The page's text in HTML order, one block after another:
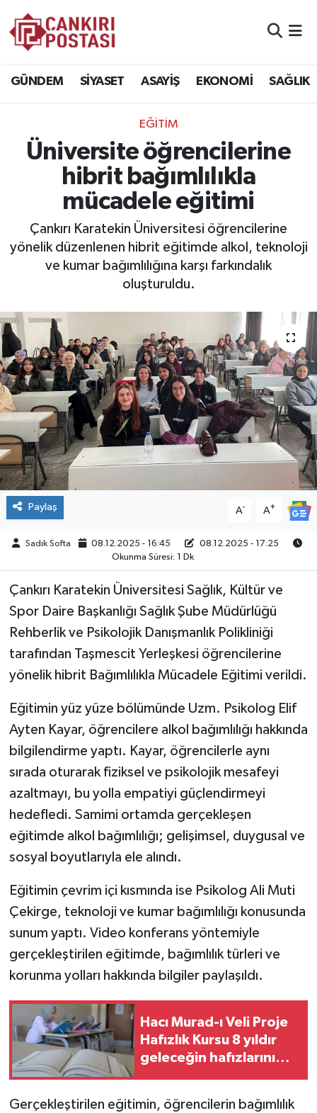
GÜNDEM SİYASET ASAYİŞ EKONOMİ SAĞLIK
EĞİTİM
Üniversite öğrencilerine
hibrit bağımlılıkla
mücadele eğitimi
Çankırı Karatekin Üniversitesi öğrencilerine
yönelik düzenlenen hibrit eğitimde alkol, teknoloji
ve kumar bağımlılığına karşı farkındalık
oluşturuldu.
Paylaş A- A+
Sadık Softa 08.12.2025 - 16:45
08.12.2025 - 17:25
Okunma Süresi: 1 Dk
Çankırı Karatekin Üniversitesi Sağlık, Kültür ve
Spor Daire Başkanlığı Sağlık Şube Müdürlüğü
Rehberlik ve Psikolojik Danışmanlık Polikliniği
tarafından Taşmescit Yerleşkesi öğrencilerine
yönelik hibrit Bağımlılıkla Mücadele Eğitimi verildi.
Eğitimin yüz yüze bölümünde Uzm. Psikolog Elif
Ayten Kayar, öğrencilere alkol bağımlılığı hakkında
bilgilendirme yaptı. Kayar, öğrencilerle aynı
sırada oturarak fiziksel ve psikolojik mesafeyi
azaltmayı, bu yolla empatiyi güçlendirmeyi
hedefledi. Samimi ortamda gerçekleşen
eğitimde alkol bağımlılığı; gelişimsel, duygusal ve
sosyal boyutlarıyla ele alındı.
Eğitimin çevrim içi kısmında ise Psikolog Ali Muti
Çekirge, teknoloji ve kumar bağımlılığı konusunda
sunum yaptı. Video konferans yöntemiyle
gerçekleştirilen eğitimde, bağımlılık türleri ve
korunma yolları hakkında bilgiler paylaşıldı.
Hacı Murad-ı Veli Proje
Hafızlık Kursu 8 yıldır
geleceğin hafızlarını
Gerçekleştirilen eğitimin, öğrencilerin bağımlılık
EKONOMİ
SAĞLIK
SPOR
EĞİTİM
ÇEVRE
İLÇELER
RESMİ İLANLAR
KÜLTÜR
TURİZM
MAGAZİN
BİLİM&TEKNOLOJİ
BÖLGE
TÜRKİYE
DÜNYA
Trafik Durumu
Süper Lig Puan Durumu ve Fikstür
Tüm Manşetler
Son Dakika Haberleri